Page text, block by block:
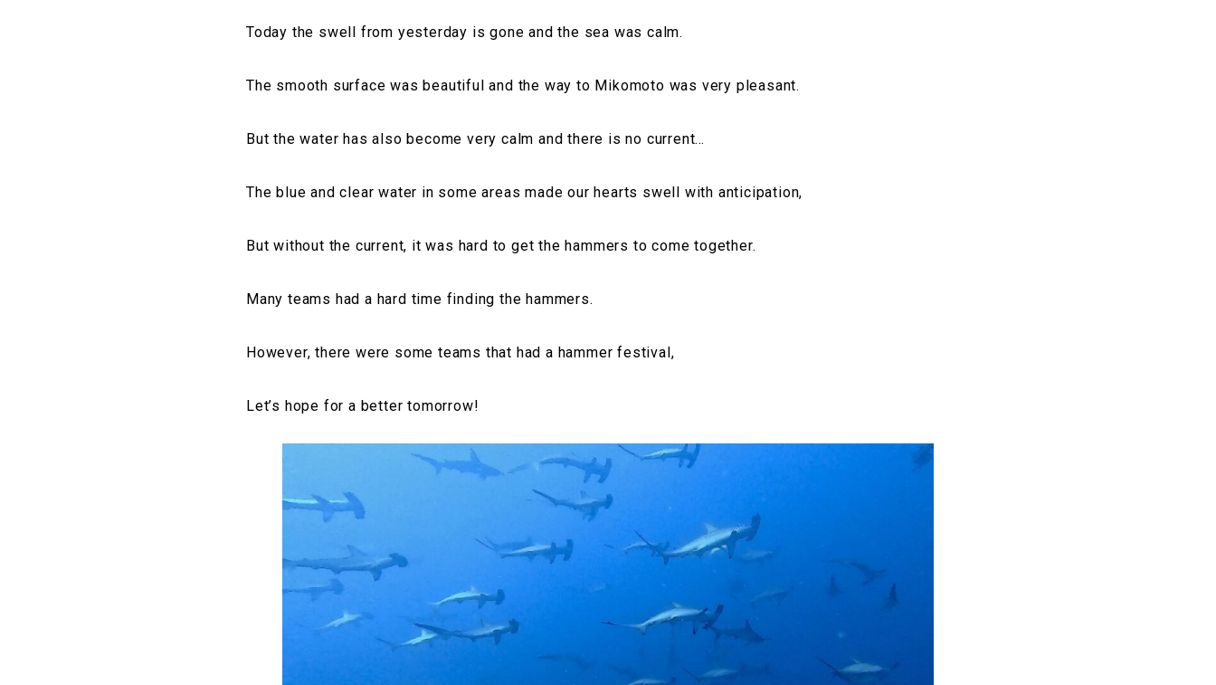
Today the swell from yesterday is gone and the sea was calm.
The smooth surface was beautiful and the way to Mikomoto was very pleasant.
But the water has also become very calm and there is no current…
The blue and clear water in some areas made our hearts swell with anticipation,
But without the current, it was hard to get the hammers to come together.
Many teams had a hard time finding the hammers.
However, there were some teams that had a hammer festival,
Let’s hope for a better tomorrow!